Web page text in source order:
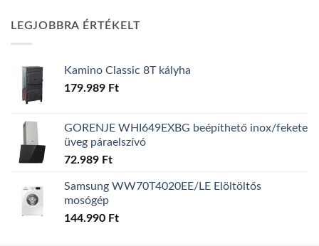
157.990 Ft.
LEGJOBBRA ÉRTÉKELT
Kamino Classic 8T kályha
179.989 Ft
GORENJE WHI649EXBG beépíthető inox/fekete
üveg páraelszívó
72.989 Ft
Samsung WW70T4020EE/LE Elöltöltős
mosógép
144.990 Ft